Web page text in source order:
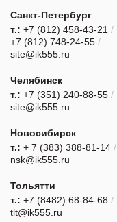
Санкт-Петербург
т.: +7 (812) 458-43-21 /
+7 (812) 748-24-55 /
site@ik555.ru
Челябинск
т.: +7 (351) 240-88-55 /
site@ik555.ru
Новосибирск
т.: + 7 (383) 388-81-14 /
nsk@ik555.ru
Тольятти
т.: +7 (8482) 68-84-68 /
tlt@ik555.ru